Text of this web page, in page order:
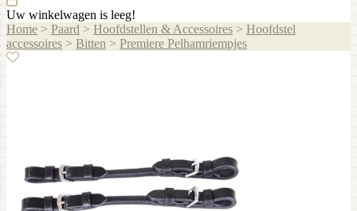
Uw winkelwagen is leeg!
Home > Paard > Hoofdstellen & Accessoires > Hoofdstel
accessoires > Bitten > Premiere Pelhamriempjes